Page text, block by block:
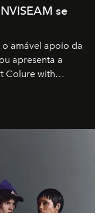
se
o amável apoio da
apresenta a
Colure with